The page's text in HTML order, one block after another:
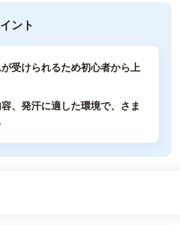
ント
受けられるため初心者から上
、発汗に適した環境で、さま